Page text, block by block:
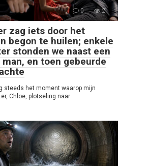
0 2
zag iets door het
begon te huilen; enkele
stonden we naast een
en toen gebeurde
steeds het moment waarop mijn
Chloe, plotseling naar